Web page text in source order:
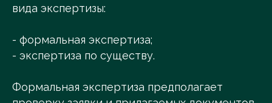
вида экспертизы:
- формальная экспертиза;
- экспертиза по существу.
Формальная экспертиза предполагает